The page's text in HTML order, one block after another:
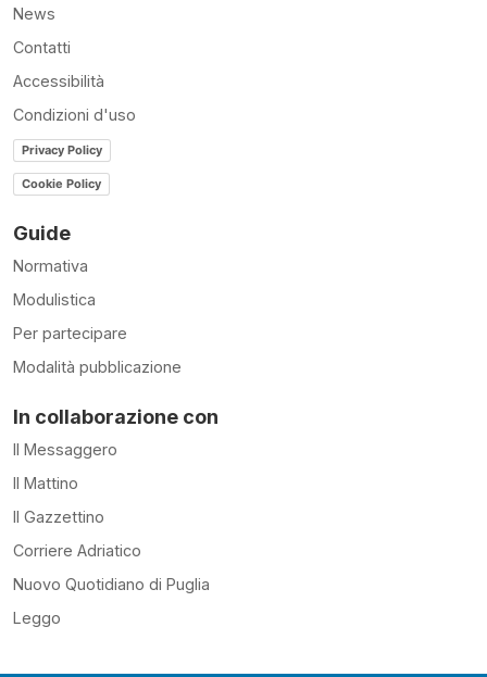
News
Contatti
Accessibilità
Condizioni d'uso
Privacy Policy
Cookie Policy
Guide
Normativa
Modulistica
Per partecipare
Modalità pubblicazione
In collaborazione con
Il Messaggero
Il Mattino
Il Gazzettino
Corriere Adriatico
Nuovo Quotidiano di Puglia
Leggo